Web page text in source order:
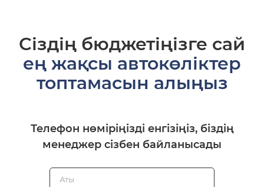
Сіздің бюджетіңізге сай
ең жақсы автокөліктер
топтамасын алыңыз
Телефон нөміріңізді енгізіңіз, біздің
менеджер сізбен байланысады